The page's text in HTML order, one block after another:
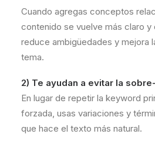
Cuando agregas conceptos
contenido se vuelve más claro
reduce ambigüedades y mejora
tema.
2) Te ayudan a evitar la
En lugar de repetir la keyword
forzada, usas variaciones y
que hace el texto más natural.